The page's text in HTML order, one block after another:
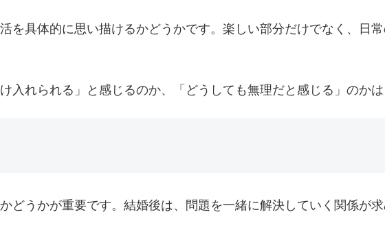
を具体的に思い描けるかどうかです。楽しい部分だけでなく、日
入れられる」と感じるのか、「どうしても無理だと感じる」のかは
どうかが重要です。結婚後は、問題を一緒に解決していく関係が求